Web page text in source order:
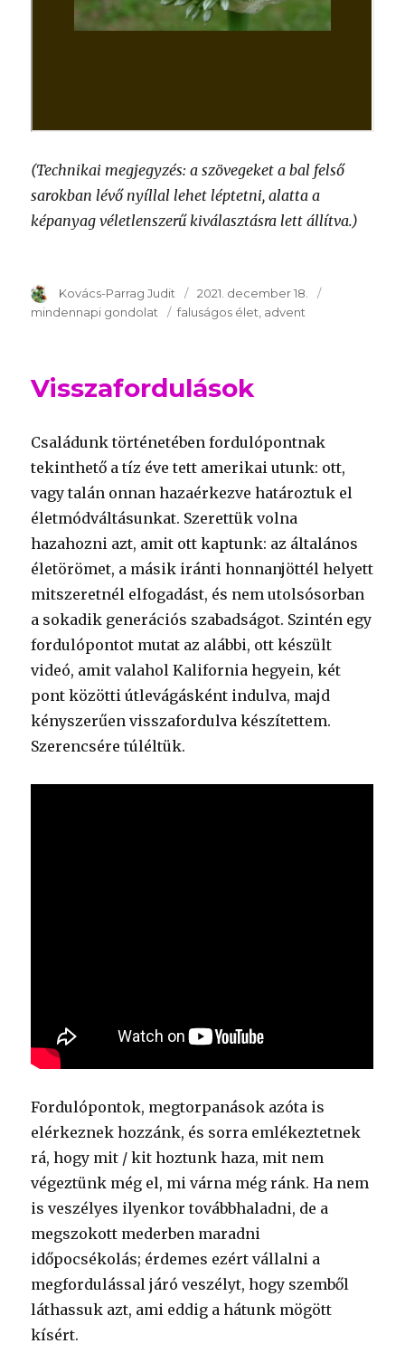
(Technikai megjegyzés: a szövegeket a bal felső
sarokban lévő nyíllal lehet léptetni, alatta a
képanyag véletlenszerű kiválasztásra lett állítva.)
Szerző
Kovács-Parrag Judit Publikálva
2021. december 18.
mindennapi gondolat
Kulcsszavak
faluságos élet advent
Visszafordulások
Családunk történetében fordulópontnak
tekinthető a tíz éve tett amerikai utunk: ott,
vagy talán onnan hazaérkezve határoztuk el
életmódváltásunkat. Szerettük volna
hazahozni azt, amit ott kaptunk: az általános
életörömet, a másik iránti honnanjöttél helyett
mitszeretnél elfogadást, és nem utolsósorban
a sokadik generációs szabadságot. Szintén egy
fordulópontot mutat az alábbi, ott készült
videó, amit valahol Kalifornia hegyein, két
pont közötti útlevágásként indulva, majd
kényszerűen visszafordulva készítettem.
Szerencsére túléltük.
Fordulópontok, megtorpanások azóta is
elérkeznek hozzánk, és sorra emlékeztetnek
rá, hogy mit / kit hoztunk haza, mit nem
végeztünk még el, mi várna még ránk. Ha nem
is veszélyes ilyenkor továbbhaladni, de a
megszokott mederben maradni
időpocsékolás; érdemes ezért vállalni a
megfordulással járó veszélyt, hogy szemből
láthassuk azt, ami eddig a hátunk mögött
kísért.